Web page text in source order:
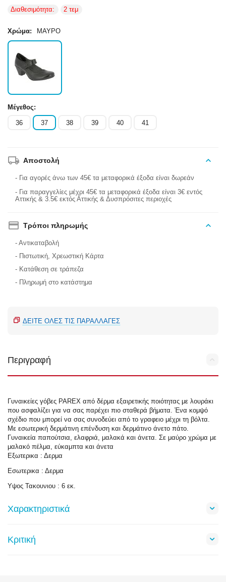
Διαθεσιμότητα: 2 τεμ
Χρώμα: ΜΑΥΡΟ
Μέγεθος:
36 37 38 39 40 41
Αποστολή
- Για αγορές άνω των 45€ τα μεταφορικά έξοδα είναι δωρεάν
- Για παραγγελίες μέχρι 45€ τα μεταφορικά έξοδα είναι 3€ εντός
Αττικής & 3.5€ εκτός Αττικής & Δυσπρόσιτες περιοχές
Τρόποι πληρωμής
- Αντικαταβολή
- Πιστωτική, Χρεωστική Κάρτα
- Κατάθεση σε τράπεζα
- Πληρωμή στο κατάστημα
ΔΕΊΤΕ ΌΛΕΣ ΤΙΣ ΠΑΡΑΛΛΑΓΈΣ
Περιγραφή
Γυναικείες γόβες PAREX από δέρμα εξαιρετικής ποιότητας με λουράκι
που ασφαλίζει για να σας παρέχει πιο σταθερά βήματα. Ένα κομψό
σχέδιο που μπορεί να σας συνοδεύει από το γραφειο μέχρι τη βόλτα.
Με εσωτερική δερμάτινη επένδυση και δερμάτινο άνετο πάτο.
Γυναικεία παπούτσια, ελαφριά, μαλακά και άνετα. Σε μαύρο χρώμα με
μαλακό πέλμα, εύκαμπτα και άνετα
Εξωτερικα : Δερμα
Εσωτερικα : Δερμα
Υψος Τακουνιου : 6 εκ.
Χαρακτηριστικά
Κριτική